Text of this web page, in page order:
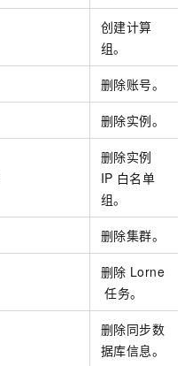
创建计算
组。
删除账号。
删除实例。
删除实例
IP 白名单
组。
删除集群。
删除 Lorne
任务。
删除同步数
据库信息。